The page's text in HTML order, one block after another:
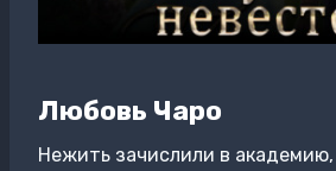
Любовь Чаро
Нежить зачислили в академию,